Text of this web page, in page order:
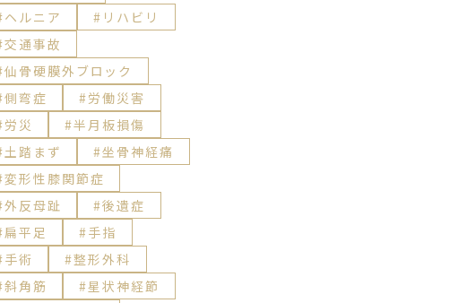
ヘルニア
リハビリ
交通事故
仙骨硬膜外ブロック
側弯症
労働災害
労災
半月板損傷
土踏まず
坐骨神経痛
変形性膝関節症
外反母趾
後遺症
扁平足
手指
手術
整形外科
斜角筋
星状神経節